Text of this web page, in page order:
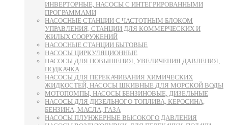
ИНВЕРТОРНЫЕ, НАСОСЫ С ИНТЕГРИРОВАННЫМИ
ПРОГРАММАМИ
НАСОСНЫЕ СТАНЦИИ С ЧАСТОТНЫМ БЛОКОМ
УПРАВЛЕНИЯ, СТАНЦИИ ДЛЯ КОММЕРЧЕСКИХ И
ЖИЛЫХ СООРУЖЕНИЙ
НАСОСНЫЕ СТАНЦИИ БЫТОВЫЕ
НАСОСЫ ЦИРКУЛЯЦИОННЫЕ
НАСОСЫ ДЛЯ ПОВЫШЕНИЯ, УВЕЛИЧЕНИЯ ДАВЛЕНИЯ,
ПОДКАЧКА
НАСОСЫ ДЛЯ ПЕРЕКАЧИВАНИЯ ХИМИЧЕСКИХ
ЖИДКОСТЕЙ, НАСОСЫ ШКИВНЫЕ ДЛЯ МОРСКОЙ ВОДЫ
МОТОПОМПЫ, НАСОСЫ БЕНЗИНОВЫЕ, ДИЗЕЛЬНЫЕ
НАСОСЫ ДЛЯ ДИЗЕЛЬНОГО ТОПЛИВА, КЕРОСИНА,
БЕНЗИНА, МАСЛА, ГАЗА
НАСОСЫ ПЛУНЖЕРНЫЕ ВЫСОКОГО ДАВЛЕНИЯ